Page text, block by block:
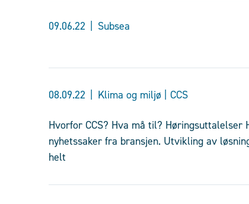
09.06.22 Subsea
08.09.22 Klima og miljø | CCS
Hvorfor CCS? Hva må til? Høringsuttalelser
nyhetssaker fra bransjen. Utvikling av
helt